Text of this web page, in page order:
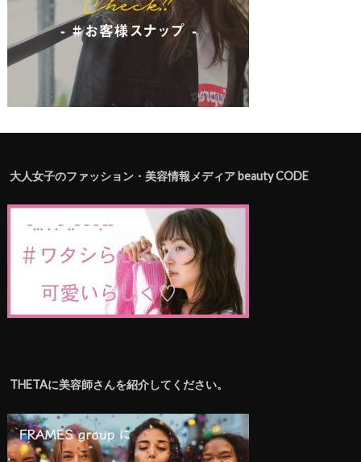
大人女子のファッション・美容情報メディア beauty CODE
THETAに美容師さんを紹介してください。